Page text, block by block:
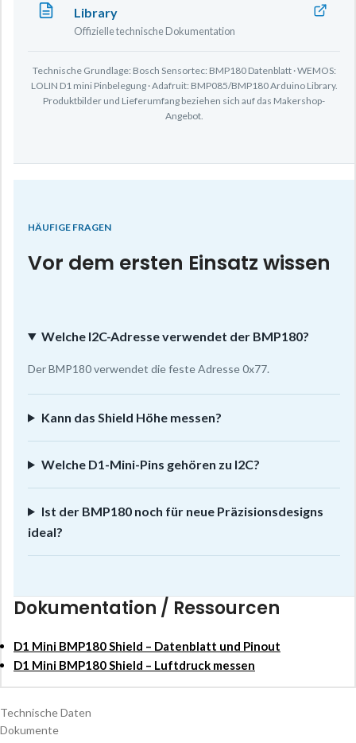
Library
Offizielle technische Dokumentation
Technische Grundlage: Bosch Sensortec: BMP180 Datenblatt · WEMOS:
LOLIN D1 mini Pinbelegung · Adafruit: BMP085/BMP180 Arduino Library.
Produktbilder und Lieferumfang beziehen sich auf das Makershop-
Angebot.
HÄUFIGE FRAGEN
Vor dem ersten Einsatz wissen
Welche I2C-Adresse verwendet der BMP180?
Der BMP180 verwendet die feste Adresse 0x77.
Kann das Shield Höhe messen?
Welche D1-Mini-Pins gehören zu I2C?
Ist der BMP180 noch für neue Präzisionsdesigns
ideal?
Dokumentation / Ressourcen
D1 Mini BMP180 Shield – Datenblatt und Pinout
D1 Mini BMP180 Shield – Luftdruck messen
Technische Daten
Dokumente